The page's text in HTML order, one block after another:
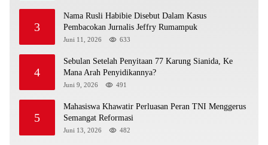
3
Nama Rusli Habibie Disebut Dalam Kasus
Pembacokan Jurnalis Jeffry Rumampuk
Juni 11, 2026 633
4
Sebulan Setelah Penyitaan 77 Karung Sianida, Ke
Mana Arah Penyidikannya?
Juni 9, 2026 491
5
Mahasiswa Khawatir Perluasan Peran TNI Menggerus
Semangat Reformasi
Juni 13, 2026 482